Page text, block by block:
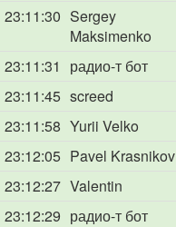
23:11:30 Sergey
Maksimenko
23:11:31 радио-т бот
23:11:45 screed
23:11:58 Yurii Velko
23:12:05 Pavel Krasnikov
23:12:27 Valentin
23:12:29 радио-т бот